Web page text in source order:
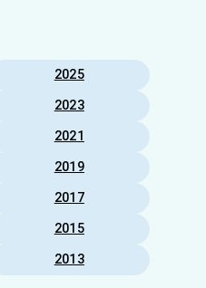
2025
2023
2021
2019
2017
2015
2013